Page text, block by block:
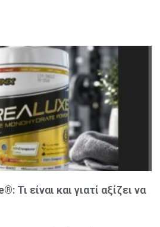
Τι είναι και γιατί αξίζει να